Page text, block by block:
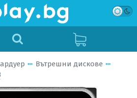
Вътрешни дискове